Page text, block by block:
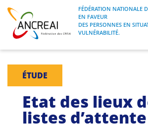
Skip
content
ANCREAI
FÉDÉRATION
FAVEUR DES
FÉDÉRATION NATIONALE
EN FAVEUR
DES PERSONNES EN
VULNÉRABILITÉ.
À propos
Journées nationales
ÉTUDE
Etat des lieux
listes d’attente